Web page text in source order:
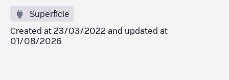
Superficie
Created at 23/03/2022 and updated at
01/08/2026